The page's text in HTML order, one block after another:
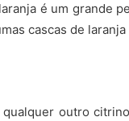
é um grande
cascas de
outro